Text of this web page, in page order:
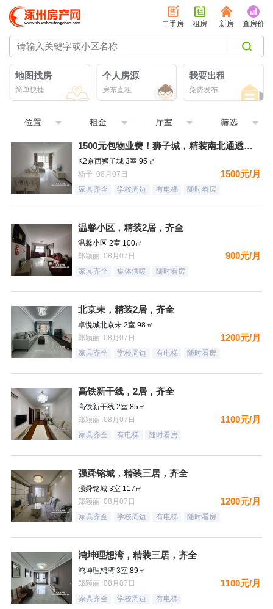
二手房 租房 新房 查房价
地图找房
简单快捷
个人房源
房东直租
我要出租
免费发布
位置 租金 厅室 筛选
1500元包物业费！狮子城，精装南北通透大三居，家具家电齐全
K2京西狮子城 3室 95㎡
杨子 08月07日
1500元/月
家具齐全 学校周边 有电梯 随时看房
温馨小区，精装2居，齐全
温馨小区 2室 100㎡
郑颖丽 08月07日
900元/月
家具齐全 集体供暖 随时看房
北京未，精装2居，齐全
卓悦城北京未 2室 98㎡
郑颖丽 08月07日
1200元/月
家具齐全 学校周边 有电梯 随时看房
高铁新干线，2居，齐全
高铁新干线 2室 85㎡
郑颖丽 08月07日
1100元/月
家具齐全 有电梯 随时看房
强舜铭城，精装三居，齐全
强舜铭城 3室 117㎡
郑颖丽 08月07日
1200元/月
家具齐全 学校周边 有电梯 随时看房
鸿坤理想湾，精装三居，齐全
鸿坤理想湾 3室 89㎡
郑颖丽 08月07日
1100元/月
家具齐全 学校周边 有电梯